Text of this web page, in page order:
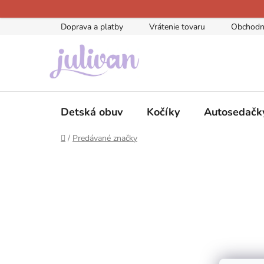
na
Doprava a platby Vrátenie tovaru
Detská obuv Kočíky
Domov
/ Predávané značky